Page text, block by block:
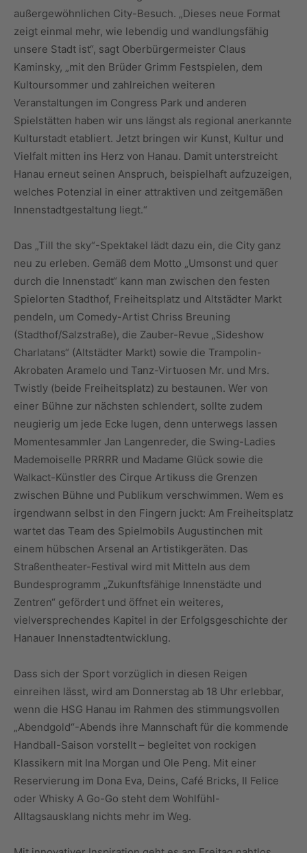
außergewöhnlichen City-Besuch. „Dieses neue Format
zeigt einmal mehr, wie lebendig und wandlungsfähig
unsere Stadt ist“, sagt Oberbürgermeister Claus
Kaminsky, „mit den Brüder Grimm Festspielen, dem
Kultoursommer und zahlreichen weiteren
Veranstaltungen im Congress Park und anderen
Spielstätten haben wir uns längst als regional anerkannte
Kulturstadt etabliert. Jetzt bringen wir Kunst, Kultur und
Vielfalt mitten ins Herz von Hanau. Damit unterstreicht
Hanau erneut seinen Anspruch, beispielhaft aufzuzeigen,
welches Potenzial in einer attraktiven und zeitgemäßen
Innenstadtgestaltung liegt.“
Das „Till the sky“-Spektakel lädt dazu ein, die City ganz
neu zu erleben. Gemäß dem Motto „Umsonst und quer
durch die Innenstadt“ kann man zwischen den festen
Spielorten Stadthof, Freiheitsplatz und Altstädter Markt
pendeln, um Comedy-Artist Chriss Breuning
(Stadthof/Salzstraße), die Zauber-Revue „Sideshow
Charlatans“ (Altstädter Markt) sowie die Trampolin-
Akrobaten Aramelo und Tanz-Virtuosen Mr. und Mrs.
Twistly (beide Freiheitsplatz) zu bestaunen. Wer von
einer Bühne zur nächsten schlendert, sollte zudem
neugierig um jede Ecke lugen, denn unterwegs lassen
Momentesammler Jan Langenreder, die Swing-Ladies
Mademoiselle PRRRR und Madame Glück sowie die
Walkact-Künstler des Cirque Artikuss die Grenzen
zwischen Bühne und Publikum verschwimmen. Wem es
irgendwann selbst in den Fingern juckt: Am Freiheitsplatz
wartet das Team des Spielmobils Augustinchen mit
einem hübschen Arsenal an Artistikgeräten. Das
Straßentheater-Festival wird mit Mitteln aus dem
Bundesprogramm „Zukunftsfähige Innenstädte und
Zentren“ gefördert und öffnet ein weiteres,
vielversprechendes Kapitel in der Erfolgsgeschichte der
Hanauer Innenstadtentwicklung.
Dass sich der Sport vorzüglich in diesen Reigen
einreihen lässt, wird am Donnerstag ab 18 Uhr erlebbar,
wenn die HSG Hanau im Rahmen des stimmungsvollen
„Abendgold“-Abends ihre Mannschaft für die kommende
Handball-Saison vorstellt – begleitet von rockigen
Klassikern mit Ina Morgan und Ole Peng. Mit einer
Reservierung im Dona Eva, Deins, Café Bricks, Il Felice
oder Whisky A Go-Go steht dem Wohlfühl-
Alltagsausklang nichts mehr im Weg.